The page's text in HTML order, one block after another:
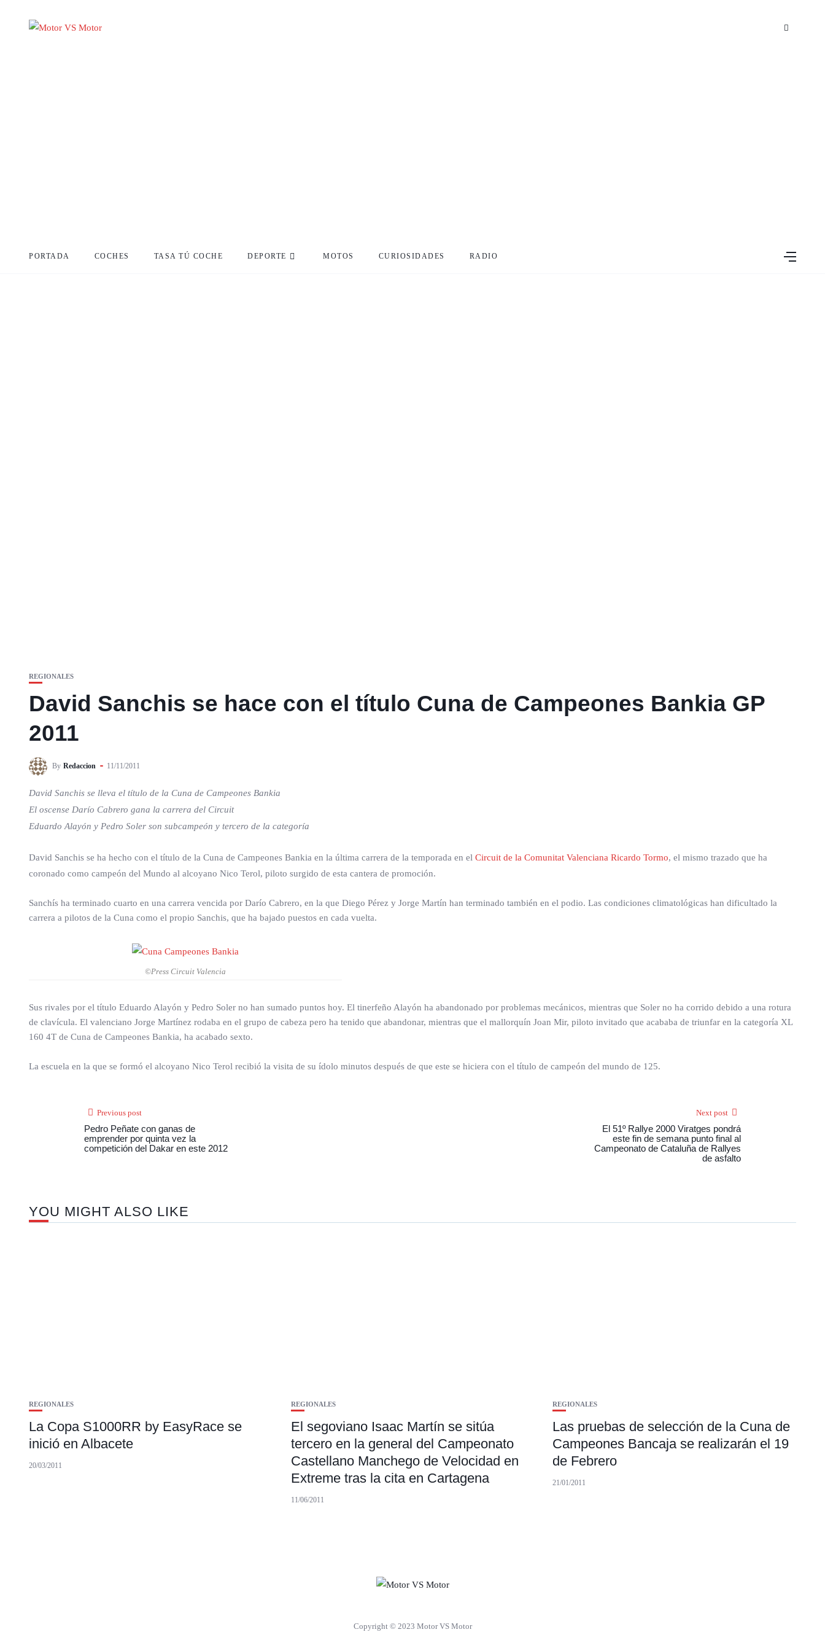
PORTADA COCHES TASA TÚ COCHE DEPORTE MOTOS CURIOSIDADES RADIO
REGIONALES
David Sanchis se hace con el título Cuna de Campeones Bankia GP
2011
By Redaccion 11/11/2011
David Sanchis se lleva el título de la Cuna de Campeones Bankia
El oscense Darío Cabrero gana la carrera del Circuit
Eduardo Alayón y Pedro Soler son subcampeón y tercero de la categoría
David Sanchis se ha hecho con el título de la Cuna de Campeones Bankia en la última carrera de la temporada en el Circuit de la Comunitat Valenciana Ricardo Tormo, el mismo trazado que ha
coronado como campeón del Mundo al alcoyano Nico Terol, piloto surgido de esta cantera de promoción.
Sanchís ha terminado cuarto en una carrera vencida por Darío Cabrero, en la que Diego Pérez y Jorge Martín han terminado también en el podio. Las condiciones climatológicas han dificultado la
carrera a pilotos de la Cuna como el propio Sanchis, que ha bajado puestos en cada vuelta.
©Press Circuit Valencia
Sus rivales por el título Eduardo Alayón y Pedro Soler no han sumado puntos hoy. El tinerfeño Alayón ha abandonado por problemas mecánicos, mientras que Soler no ha corrido debido a una rotura
de clavícula. El valenciano Jorge Martínez rodaba en el grupo de cabeza pero ha tenido que abandonar, mientras que el mallorquín Joan Mir, piloto invitado que acababa de triunfar en la categoría XL
160 4T de Cuna de Campeones Bankia, ha acabado sexto.
La escuela en la que se formó el alcoyano Nico Terol recibió la visita de su ídolo minutos después de que este se hiciera con el título de campeón del mundo de 125.
Previous post
Pedro Peñate con ganas de
emprender por quinta vez la
competición del Dakar en este 2012
Next post
El 51º Rallye 2000 Viratges pondrá
este fin de semana punto final al
Campeonato de Cataluña de Rallyes
de asfalto
YOU MIGHT ALSO LIKE
REGIONALES
La Copa S1000RR by EasyRace se
inició en Albacete
20/03/2011
REGIONALES
El segoviano Isaac Martín se sitúa
tercero en la general del Campeonato
Castellano Manchego de Velocidad en
Extreme tras la cita en Cartagena
11/06/2011
REGIONALES
Las pruebas de selección de la Cuna de
Campeones Bancaja se realizarán el 19
de Febrero
21/01/2011
Copyright © 2023 Motor VS Motor